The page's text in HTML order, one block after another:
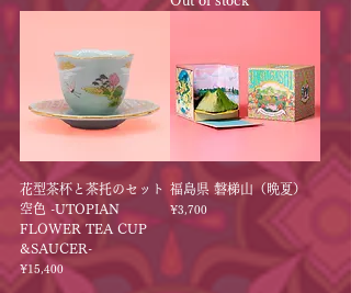
花型茶杯と茶托のセット
空色 -UTOPIAN
FLOWER TEA CUP
&SAUCER-
Price
¥15,400
福島県 磐梯山（晩夏）
Price
¥3,700